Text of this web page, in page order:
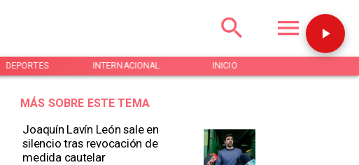
DEPORTES INTERNACIONAL INICIO
Joaquín Lavín León sale en
silencio tras revocación de
medida cautelar
MÁS SOBRE ESTE TEMA